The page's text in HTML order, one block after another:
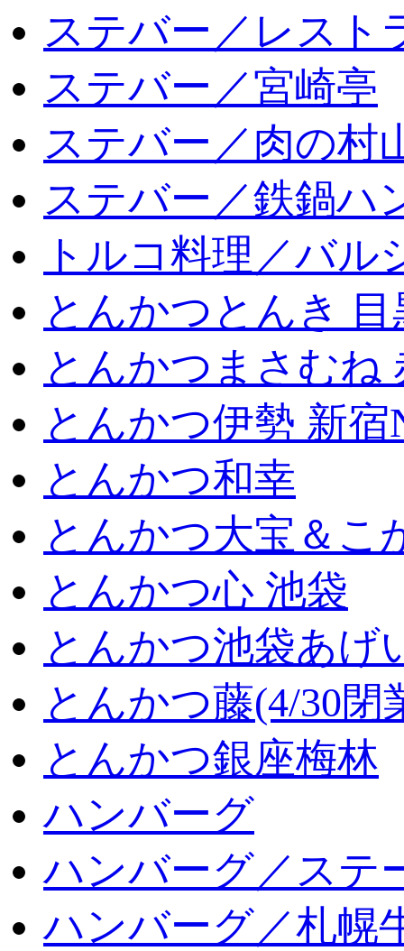
ステバー／レスト
ステバー／宮崎亭
ステバー／肉の村
ステバー／鉄鍋ハ
トルコ料理／バル
とんかつとんき
とんかつまさむね
とんかつ伊勢 新宿
とんかつ和幸
とんかつ大宝＆こ
とんかつ心 池袋
とんかつ池袋あげ
とんかつ藤(4/30閉
とんかつ銀座梅林
ハンバーグ
ハンバーグ／ステ
ハンバーグ／札幌